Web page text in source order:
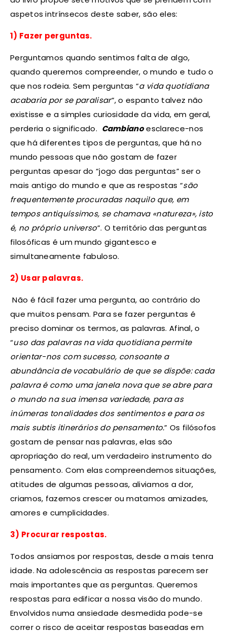
aspetos intrínsecos deste saber, são eles:
1) Fazer perguntas.
Perguntamos quando sentimos falta de algo,
quando queremos compreender, o mundo e tudo o
que nos rodeia. Sem perguntas “a vida quotidiana
acabaria por se paralisar”, o espanto talvez não
existisse e a simples curiosidade da vida, em geral,
perderia o significado. Cambianoesclarece-nos
que há diferentes tipos de perguntas, que há no
mundo pessoas que não gostam de fazer
perguntas apesar do “jogo das perguntas” ser o
mais antigo do mundo e que as respostas “são
frequentemente procuradas naquilo que, em
tempos antiquíssimos, se chamava «natureza», isto
é, no próprio universo”. O território das perguntas
filosóficas é um mundo gigantesco e
simultaneamente fabuloso.
2) Usar palavras.
Não é fácil fazer uma pergunta, ao contrário do
que muitos pensam. Para se fazer perguntas é
preciso dominar os termos, as palavras. Afinal, o
“uso das palavras na vida quotidiana permite
orientar-nos com sucesso, consoante a
abundância de vocabulário de que se dispõe: cada
palavra é como uma janela nova que se abre para
o mundo na sua imensa variedade, para as
inúmeras tonalidades dos sentimentos e para os
mais subtis itinerários do pensamento.” Os filósofos
gostam de pensar nas palavras, elas são
apropriação do real, um verdadeiro instrumento do
pensamento. Com elas compreendemos situações,
atitudes de algumas pessoas, aliviamos a dor,
criamos, fazemos crescer ou matamos amizades,
amores e cumplicidades.
3) Procurar respostas.
Todos ansiamos por respostas, desde a mais tenra
idade. Na adolescência as respostas parecem ser
mais importantes que as perguntas. Queremos
respostas para edificar a nossa visão do mundo.
Envolvidos numa ansiedade desmedida pode-se
correr o risco de aceitar respostas baseadas em